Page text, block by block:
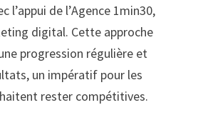
l’appui de l’Agence 1min30,
digital. Cette approche
progression régulière et
un impératif pour les
rester compétitives.